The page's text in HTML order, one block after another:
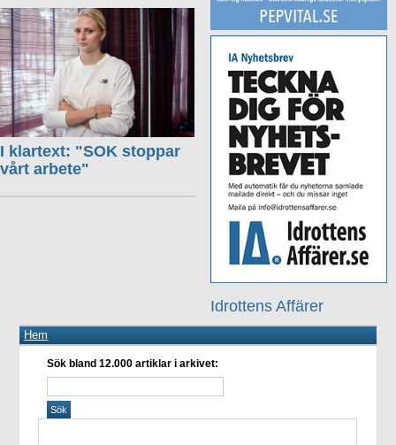
Idrottens Affärer
I klartext: "SOK stoppar
vårt arbete"
Hem
Sök bland 12.000 artiklar i arkivet: